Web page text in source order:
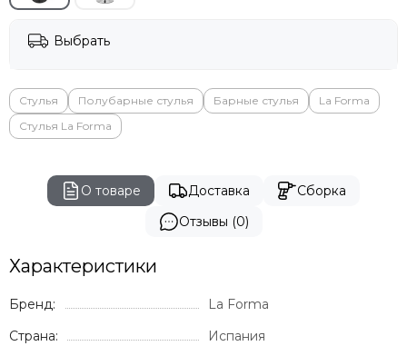
Выбрать
Стулья Полубарные стулья Барные стулья
La Forma
Стулья La Forma
О товаре Доставка
Сборка
Отзывы (0)
Характеристики
Бренд:
La Forma
Страна:
Испания